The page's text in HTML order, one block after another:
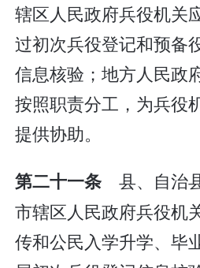
辖区人民政府兵役机关
过初次兵役登记和预备
信息核验；地方人民政
按照职责分工，为兵役
提供协助。
第二十一条 县、自治
市辖区人民政府兵役机
传和公民入学升学、毕